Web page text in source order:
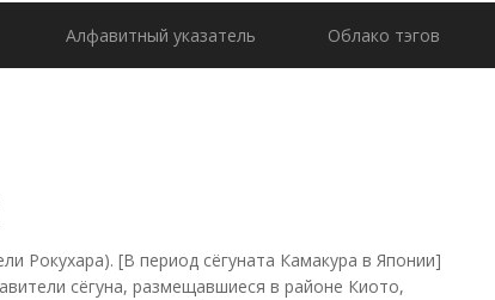
Алфавитный указатель Облако тэгов
Рокухара). [В период сёгуната Камакура в Японии]
сёгуна, размещавшиеся в районе Киото,